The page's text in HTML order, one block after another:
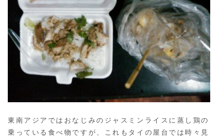
東南アジアではおなじみのジャスミンライスに蒸し鶏の
乗っている食べ物ですが、これもタイの屋台では時々見